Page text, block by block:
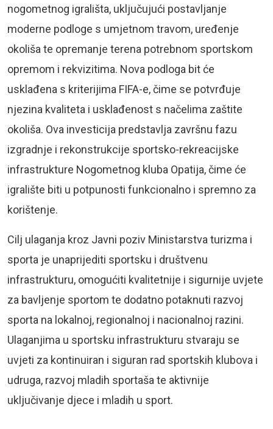
nogometnog igrališta, uključujući postavljanje
moderne podloge s umjetnom travom, uređenje
okoliša te opremanje terena potrebnom sportskom
opremom i rekvizitima. Nova podloga bit će
usklađena s kriterijima FIFA-e, čime se potvrđuje
njezina kvaliteta i usklađenost s načelima zaštite
okoliša. Ova investicija predstavlja završnu fazu
izgradnje i rekonstrukcije sportsko-rekreacijske
infrastrukture Nogometnog kluba Opatija, čime će
igralište biti u potpunosti funkcionalno i spremno za
korištenje.
Cilj ulaganja kroz Javni poziv Ministarstva turizma i
sporta je unaprijediti sportsku i društvenu
infrastrukturu, omogućiti kvalitetnije i sigurnije uvjete
za bavljenje sportom te dodatno potaknuti razvoj
sporta na lokalnoj, regionalnoj i nacionalnoj razini.
Ulaganjima u sportsku infrastrukturu stvaraju se
uvjeti za kontinuiran i siguran rad sportskih klubova i
udruga, razvoj mladih sportaša te aktivnije
uključivanje djece i mladih u sport.